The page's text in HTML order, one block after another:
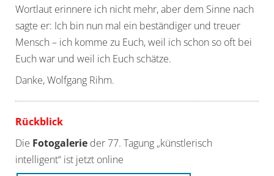
Wortlaut erinnere ich nicht mehr, aber dem Sinne nach
sagte er: Ich bin nun mal ein beständiger und treuer
Mensch – ich komme zu Euch, weil ich schon so oft bei
Euch war und weil ich Euch schätze.
Danke, Wolfgang Rihm.
Rückblick
Die Fotogalerie der 77. Tagung „künstlerisch
intelligent“ ist jetzt online